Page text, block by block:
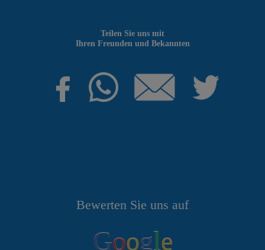
Bewerten Sie uns auf
Google
Teilen Sie uns mit
Ihren Freunden und Bekannten